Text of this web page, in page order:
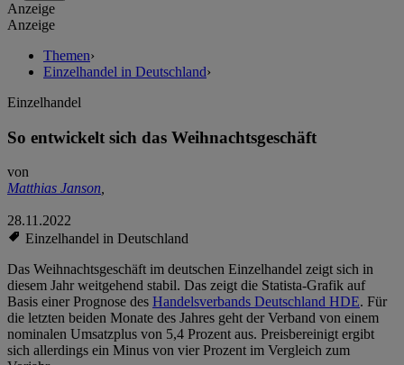
Anzeige
Anzeige
Themen›
Einzelhandel in Deutschland›
Einzelhandel
So entwickelt sich das Weihnachtsgeschäft
von
Matthias Janson,
28.11.2022
Einzelhandel in Deutschland
Das Weihnachtsgeschäft im deutschen Einzelhandel zeigt sich in
diesem Jahr weitgehend stabil. Das zeigt die Statista-Grafik auf
Basis einer Prognose des Handelsverbands Deutschland HDE. Für
die letzten beiden Monate des Jahres geht der Verband von einem
nominalen Umsatzplus von 5,4 Prozent aus. Preisbereinigt ergibt
sich allerdings ein Minus von vier Prozent im Vergleich zum